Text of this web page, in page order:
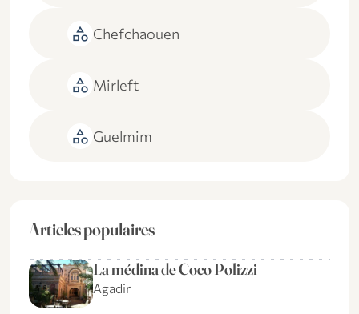
category Chefchaouen
category Mirleft
category Guelmim
Articles populaires
La médina de Coco Polizzi
Agadir